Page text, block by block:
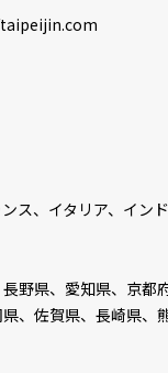
ス、イタリア、イン
野県、愛知県、京都
、佐賀県、長崎県、